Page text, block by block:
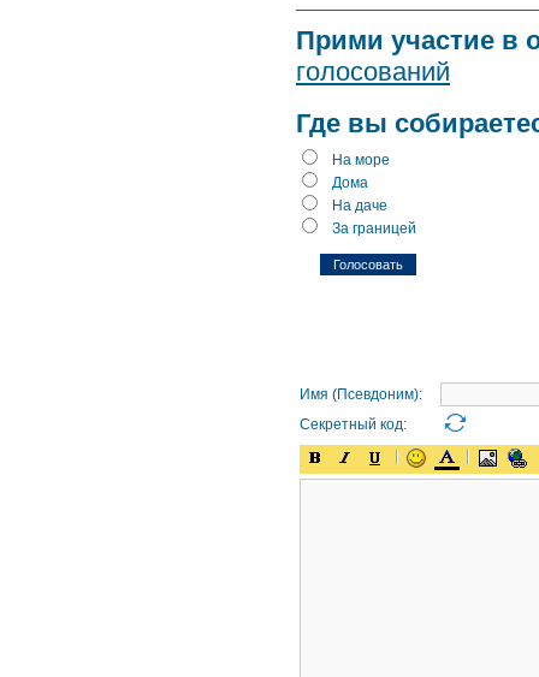
Прими участие в
голосований
Где вы
На море
Дома
На даче
За границей
Имя (Псевдоним):
Секретный код: